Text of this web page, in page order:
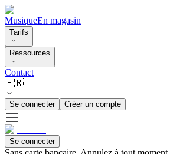
MusiqueEn magasin
Tarifs
Ressources
Contact
🇫🇷
Se connecter Créer un compte
Se connecter